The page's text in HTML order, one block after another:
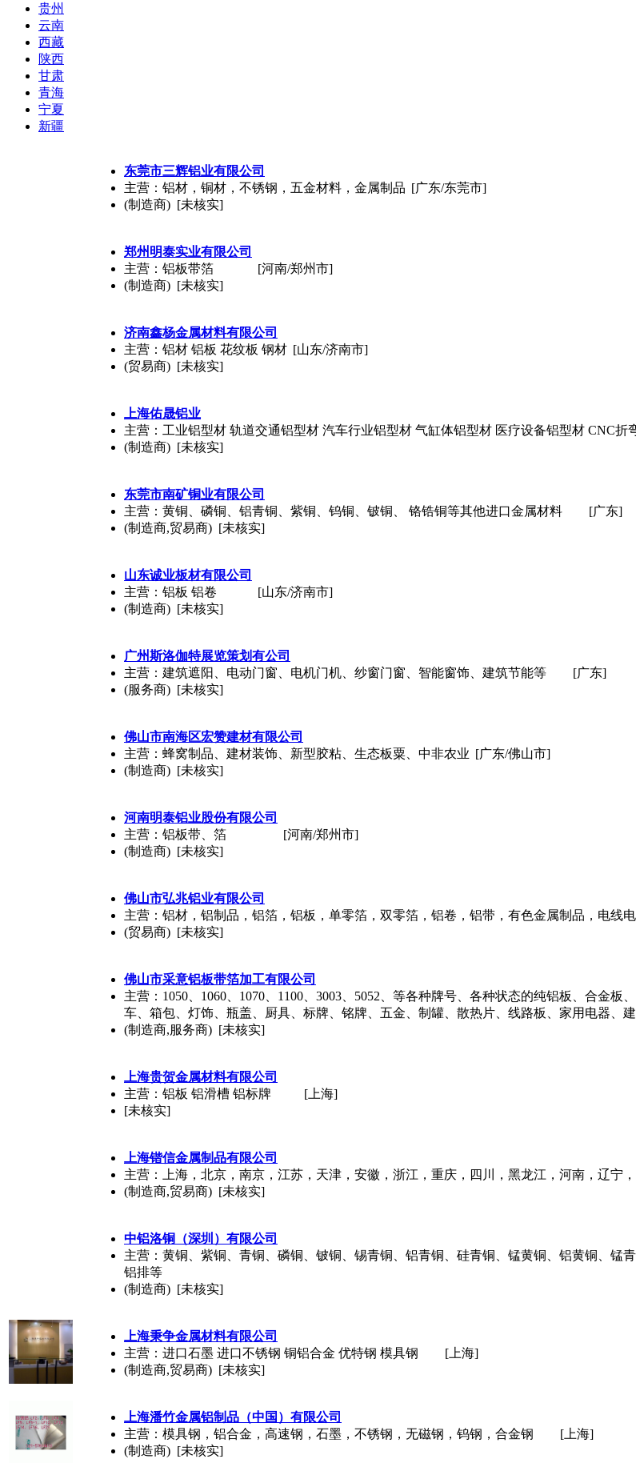
贵州
云南
西藏
陕西
甘肃
青海
宁夏
新疆
东莞市三辉铝业有限公司
主营：铝材，铜材，不锈钢，五金材料，金属制品
(制造商) [未核实]
[广东/东莞市]
郑州明泰实业有限公司
主营：铝板带箔
(制造商) [未核实]
[河南/郑州市]
济南鑫杨金属材料有限公司
主营：铝材 铝板 花纹板 钢材
(贸易商) [未核实]
[山东/济南市]
上海佑晟铝业
主营：工业铝型材 轨道交通铝型材 汽车行业铝型材 气缸体铝型材 医疗设备铝型材 CNC折
(制造商) [未核实]
东莞市南矿铜业有限公司
主营：黄铜、磷铜、铝青铜、紫铜、钨铜、铍铜、 铬锆铜等其他进口金属材料
(制造商,贸易商) [未核实]
[广东]
山东诚业板材有限公司
主营：铝板 铝卷
(制造商) [未核实]
[山东/济南市]
广州斯洛伽特展览策划有公司
主营：建筑遮阳、电动门窗、电机门机、纱窗门窗、智能窗饰、建筑节能等
(服务商) [未核实]
[广东]
佛山市南海区宏赞建材有限公司
主营：蜂窝制品、建材装饰、新型胶粘、生态板粟、中非农业
(制造商) [未核实]
[广东/佛山市]
河南明泰铝业股份有限公司
主营：铝板带、箔
(制造商) [未核实]
[河南/郑州市]
佛山市弘兆铝业有限公司
主营：铝材，铝制品，铝箔，铝板，单零箔，双零箔，铝卷，铝带，有色金属制品，电线
(贸易商) [未核实]
佛山市采意铝板带箔加工有限公司
主营：1050、1060、1070、1100、3003、5052、等各种牌号、各种状态的纯铝板、合金
车、箱包、灯饰、瓶盖、厨具、标牌、铭牌、五金、制罐、散热片、线路板、家用电器、
(制造商,服务商) [未核实]
上海贵贺金属材料有限公司
主营：铝板 铝滑槽 铝标牌
[未核实]
[上海]
上海锴信金属制品有限公司
主营：上海，北京，南京，江苏，天津，安徽，浙江，重庆，四川，黑龙江，河南，辽宁
(制造商,贸易商) [未核实]
中铝洛铜（深圳）有限公司
主营：黄铜、紫铜、青铜、磷铜、铍铜、锡青铜、铝青铜、硅青铜、锰黄铜、铝黄铜、锰
铝排等
(制造商) [未核实]
上海秉争金属材料有限公司
主营：进口石墨 进口不锈钢 铜铝合金 优特钢 模具钢
(制造商,贸易商) [未核实]
[上海]
上海潘竹金属铝制品（中国）有限公司
主营：模具钢，铝合金，高速钢，石墨，不锈钢，无磁钢，钨钢，合金钢
(制造商) [未核实]
[上海]